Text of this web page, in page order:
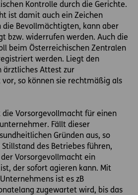
Kontrolle durch die Gerichte.
ist damit auch ein Zeichen
die Bevollmächtigten, kann aber
bzw. widerrufen werden. Auch die
beim Österreichischen Zentralen
werden. Liegt den
ärztliches Attest zur
so können sie rechtmäßig als
die Vorsorgevollmacht für einen
Fällt dieser
Gründen aus, so
des Betriebes führen,
Vorsorgevollmacht ein
der sofort agieren kann. Mit
ist es zB
zugewartet wird, bis das